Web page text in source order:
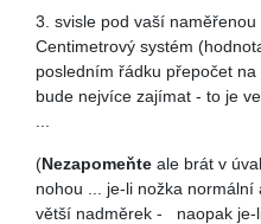
3. svisle pod vaší
Centimetrový systém
posledním řádku přepočet na
bude nejvíce zajímat - to je
(Nezapomeňte ale brát v
nohou ... je-li nožka
větší nadměrek - naopak je-